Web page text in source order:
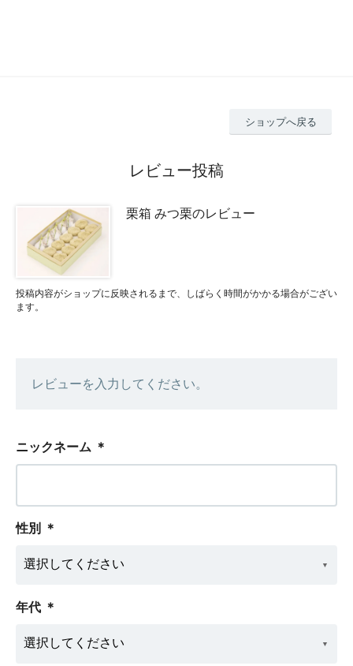
ショップへ戻る
レビュー投稿
栗箱 みつ栗のレビュー
投稿内容がショップに反映されるまで、しばらく時間がかかる場合がござい
ます。
レビューを入力してください。
ニックネーム ＊
性別 ＊
年代 ＊